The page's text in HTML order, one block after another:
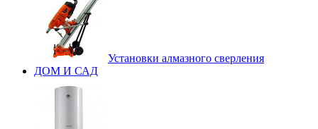
Установки алмазного сверления
ДОМ И САД